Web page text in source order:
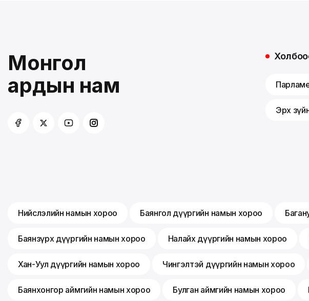
Монгол
ардын нам
Эрх
Нийслэлийн намын хороо Баянгол дүүргийн намын хороо
Баянзүрх дүүргийн намын хороо Налайх дүүргийн намын хороо
Хан-Уул дүүргийн намын хороо Чингэлтэй дүүргийн намын хороо
Баянхонгор аймгийн намын хороо Булган аймгийн намын хороо